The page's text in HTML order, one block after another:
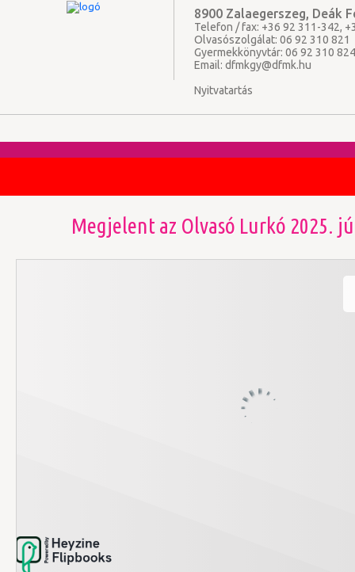
8900 Zalaegerszeg, Deák
Telefon / fax: +36 92 311-342,
Olvasószolgálat: 06 92 310 821
Gyermekkönyvtár: 06 92 310
Email:dfmkgy@dfmk.hu
Nyitvatartás
Megjelent az Olvasó Lurkó 2025.